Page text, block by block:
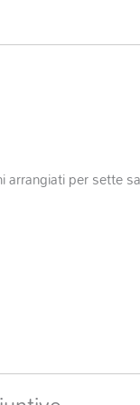
arrangiati per sette